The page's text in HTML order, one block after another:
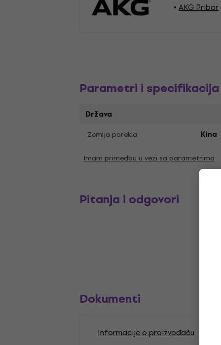
AKG Pribor
Parametri i specifikacija
Država
Zemlja porekla Kina
Imam primedbu u vezi sa parametrima
Pitanja i odgovori
Dokumenti
Informacije o proizvođaču